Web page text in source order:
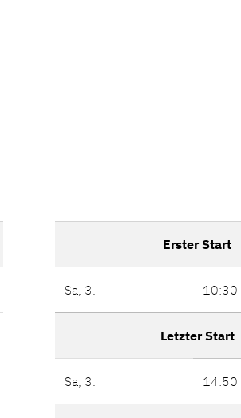
Erster Start
Sa, 3. 10:30
Letzter Start
Sa, 3. 14:50